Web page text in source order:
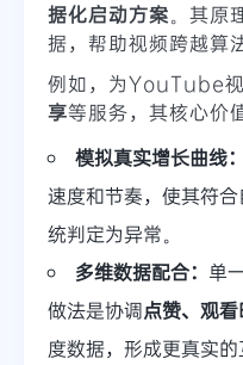
据化启动方案。其原
据，帮助视频跨越算
例如，为YouTube
享等服务，其核心价
模拟真实增长曲线：
速度和节奏，使其符
统判定为异常。
多维数据配合： 单
做法是协调点赞、观
度数据，形成更真实的